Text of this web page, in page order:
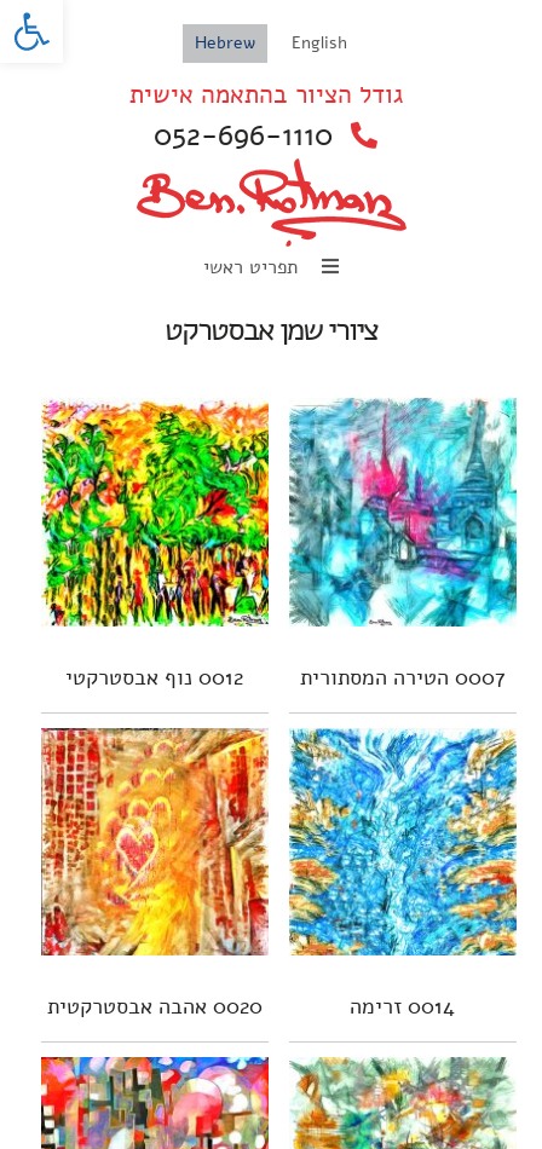
English
Hebrew
גודל הציור בהתאמה אישית
052-696-1110
תפריט ראשי
ציורי שמן אבסטרקט
0007 הטירה המסתורית 0012 נוף אבסטרקטי
0014 זרימה 0020 אהבה אבסטרקטית